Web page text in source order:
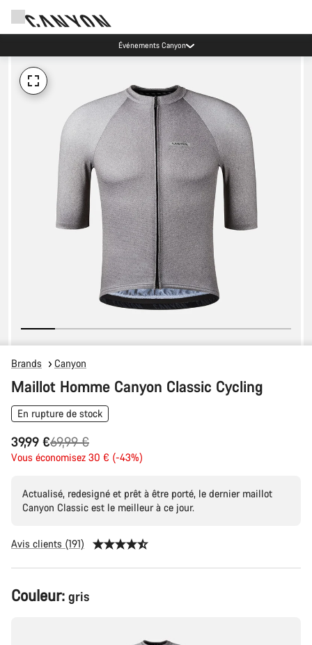
Événements Canyon
Brands Canyon
Maillot Homme Canyon Classic Cycling
En rupture de stock
39,99 €
Prix
69,99 €
Vous économisez 30 € (-43%)
Actualisé, redesigné et prêt à être porté, le dernier maillot
Canyon Classic est le meilleur à ce jour.
Avis clients (191)
Configuration
du
Couleur: gris